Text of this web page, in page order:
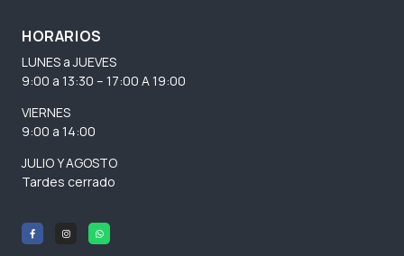
HORARIOS
LUNES a JUEVES
9:00 a 13:30 – 17:00 A 19:00
VIERNES
9:00 a 14:00
JULIO Y AGOSTO
Tardes cerrado